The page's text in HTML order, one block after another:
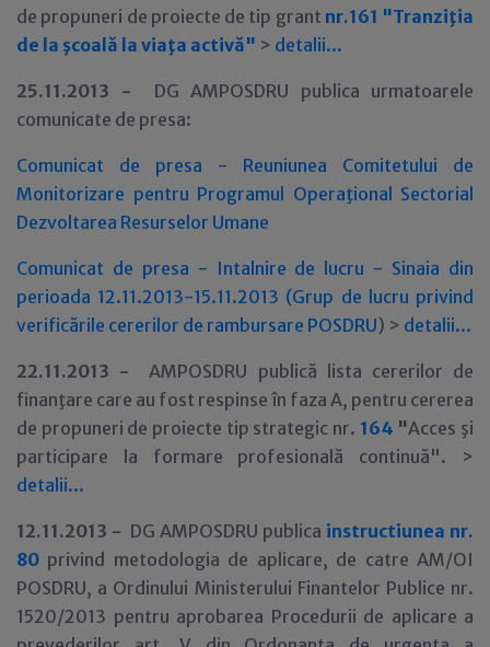
de propuneri de proiecte de tip grant nr.161 "Tranziţia
de la şcoală la viaţa activă" > detalii...
25.11.2013 - DG AMPOSDRU publica urmatoarele
comunicate de presa:
Comunicat de presa - Reuniunea Comitetului de
Monitorizare pentru Programul Operaţional Sectorial
Dezvoltarea Resurselor Umane
Comunicat de presa - Intalnire de lucru - Sinaia din
perioada 12.11.2013-15.11.2013 (Grup de lucru privind
verificările cererilor de rambursare POSDRU) > detalii...
22.11.2013 -AMPOSDRU publică lista cererilor de
finanţare care au fost respinse în faza A, pentru cererea
de propuneri de proiecte tip strategic nr. 164 "Acces şi
participare la formare profesională continuă". >
detalii...
12.11.2013 - DG AMPOSDRU publica instructiunea nr.
80 privind metodologia de aplicare, de catre AM/OI
POSDRU, a Ordinului Ministerului Finantelor Publice nr.
1520/2013 pentru aprobarea Procedurii de aplicare a